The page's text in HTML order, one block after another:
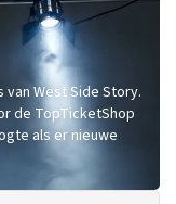
West Side Story.
de TopTicketShop
als er nieuwe